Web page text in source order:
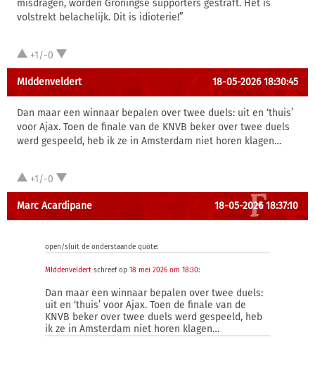
misdragen, worden Groningse supporters gestraft. Het is
volstrekt belachelijk. Dit is idioterie!”
+1/-0
MIddenveldert 18-05-2026 18:30:45
Dan maar een winnaar bepalen over twee duels: uit en ‘thuis’
voor Ajax. Toen de finale van de KNVB beker over twee duels
werd gespeeld, heb ik ze in Amsterdam niet horen klagen…
+1/-0
Marc Acardipane 18-05-2026 18:37:10
open/sluit de onderstaande quote:
MIddenveldert schreef op 18 mei 2026 om 18:30:
Dan maar een winnaar bepalen over twee duels:
uit en ‘thuis’ voor Ajax. Toen de finale van de
KNVB beker over twee duels werd gespeeld, heb
ik ze in Amsterdam niet horen klagen…